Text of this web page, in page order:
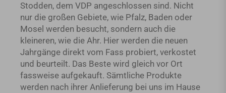
Stodden, dem VDP angeschlossen sind. Nicht
nur die großen Gebiete, wie Pfalz, Baden oder
Mosel werden besucht, sondern auch die
kleineren, wie die Ahr. Hier werden die neuen
Jahrgänge direkt vom Fass probiert, verkostet
und beurteilt. Das Beste wird gleich vor Ort
fassweise aufgekauft. Sämtliche Produkte
werden nach ihrer Anlieferung bei uns im Hause